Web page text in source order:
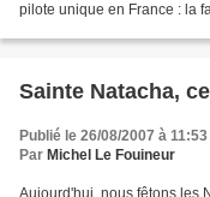
pilote unique en France : la
Sainte Natacha,
Publié le 26/08/2007 à 11:53
Par Michel Le Fouineur
Aujourd'hui, nous fêtons les